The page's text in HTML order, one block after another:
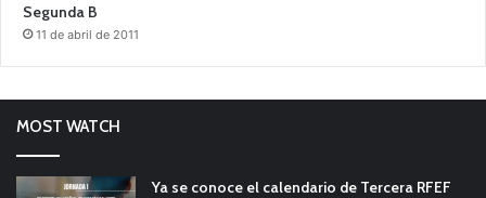
Segunda B
11 de abril de 2011
MOST WATCH
Ya se conoce el calendario de Tercera RFEF